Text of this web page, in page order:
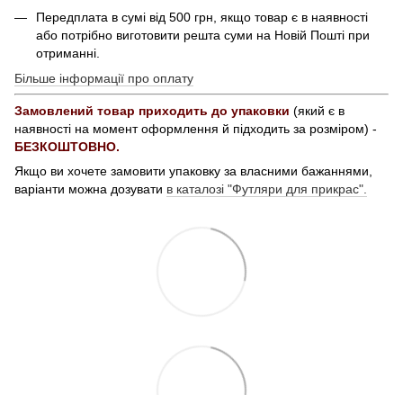
Передплата в сумі від 500 грн, якщо товар є в наявності
або потрібно виготовити решта суми на Новій Пошті при
отриманні.
Більше інформації про оплату
Замовлений товар приходить до упаковки (який є в
наявності на момент оформлення й підходить за розміром) -
БЕЗКОШТОВНО.
Якщо ви хочете замовити упаковку за власними бажаннями,
варіанти можна дозувати в каталозі "Футляри для прикрас".